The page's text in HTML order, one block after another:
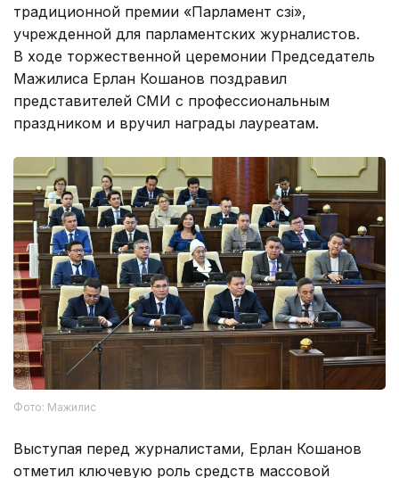
традиционной премии «Парламент сөзі»,
учрежденной для парламентских журналистов.
В ходе торжественной церемонии Председатель
Мажилиса Ерлан Кошанов поздравил
представителей СМИ с профессиональным
праздником и вручил награды лауреатам.
Фото: Мажилис
Выступая перед журналистами, Ерлан Кошанов
отметил ключевую роль средств массовой